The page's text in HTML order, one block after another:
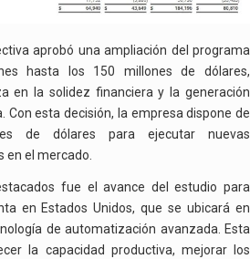
aprobó una ampliación del programa
hasta los 150 millones de dólares,
en la solidez financiera y la generación
Con esta decisión, la empresa dispone de
de dólares para ejecutar nuevas
en el mercado.
fue el avance del estudio para
en Estados Unidos, que se ubicará en
de automatización avanzada. Esta
la capacidad productiva, mejorar los